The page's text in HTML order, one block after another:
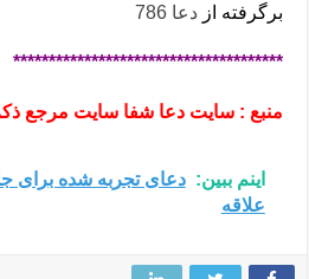
برگرفته ازدعا 786
**************************************
منبع : سایت دعا شفا سایت مرجع
اینم ببین: دعای تجربه شده برای
علاقه